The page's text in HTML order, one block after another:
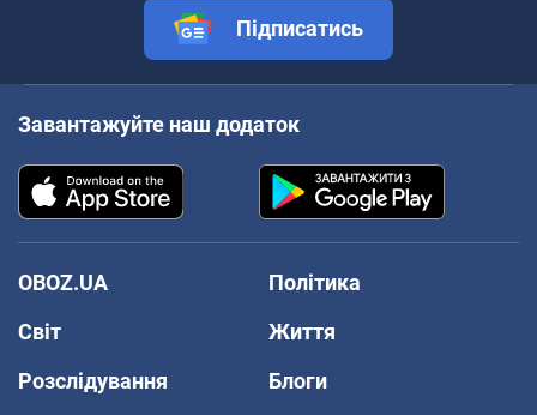
Підписатись
Завантажуйте наш додаток
OBOZ.UA
Політика
Світ
Життя
Розслідування
Блоги